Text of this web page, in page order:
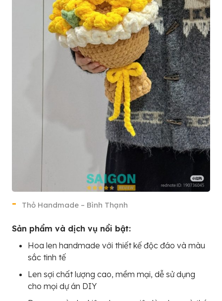
Thỏ Handmade – Bình Thạnh
Sản phẩm và dịch vụ nổi bật:
Hoa len handmade với thiết kế độc đáo và màu
sắc tinh tế
Len sợi chất lượng cao, mềm mại, dễ sử dụng
cho mọi dự án DIY